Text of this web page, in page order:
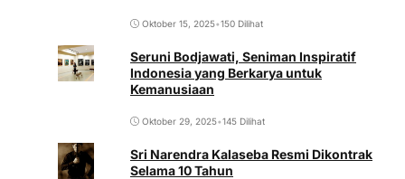
Oktober 15, 2025•150 Dilihat
Seruni Bodjawati, Seniman Inspiratif
Indonesia yang Berkarya untuk
Kemanusiaan
Oktober 29, 2025•145 Dilihat
Sri Narendra Kalaseba Resmi Dikontrak
Selama 10 Tahun